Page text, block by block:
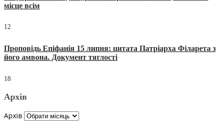
місце всім
12
Проповідь Епіфанія 15 липня: цитата Патріарха Філарета з
його амвона. Документ тяглості
18
Архів
Архів